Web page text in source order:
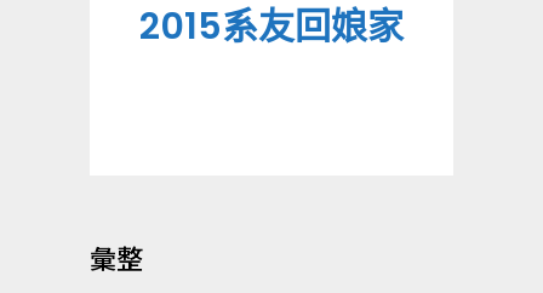
2015系友回娘家
彙整